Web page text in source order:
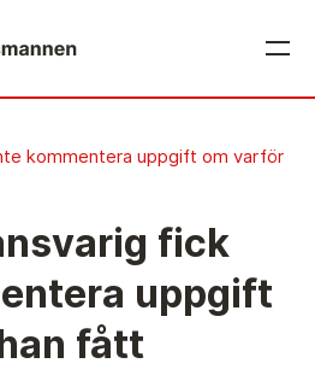
de avgörande besluten
i det medieetiska
kommentera uppgift om varför
fick
uppgift
fått